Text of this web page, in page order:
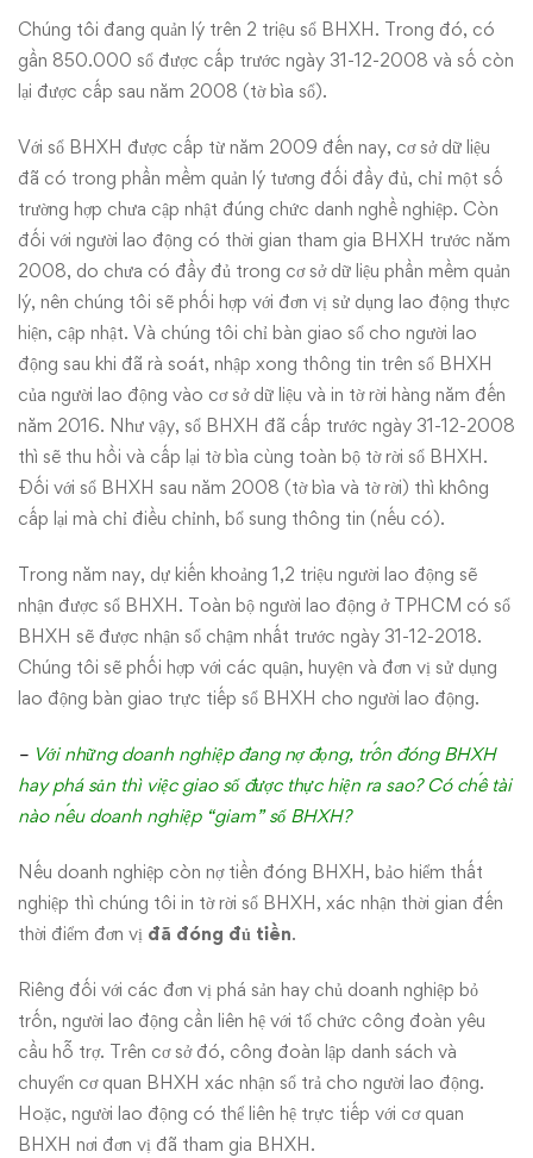
Chúng tôi đang quản lý trên 2 triệu sổ BHXH. Trong đó, có
gần 850.000 sổ được cấp trước ngày 31-12-2008 và số còn
lại được cấp sau năm 2008 (tờ bìa sổ).
Với sổ BHXH được cấp từ năm 2009 đến nay, cơ sở dữ liệu
đã có trong phần mềm quản lý tương đối đầy đủ, chỉ một số
trường hợp chưa cập nhật đúng chức danh nghề nghiệp. Còn
đối với người lao động có thời gian tham gia BHXH trước năm
2008, do chưa có đầy đủ trong cơ sở dữ liệu phần mềm quản
lý, nên chúng tôi sẽ phối hợp với đơn vị sử dụng lao động thực
hiện, cập nhật. Và chúng tôi chỉ bàn giao sổ cho người lao
động sau khi đã rà soát, nhập xong thông tin trên sổ BHXH
của người lao động vào cơ sở dữ liệu và in tờ rời hàng năm đến
năm 2016. Như vậy, sổ BHXH đã cấp trước ngày 31-12-2008
thì sẽ thu hồi và cấp lại tờ bìa cùng toàn bộ tờ rời sổ BHXH.
Đối với sổ BHXH sau năm 2008 (tờ bìa và tờ rời) thì không
cấp lại mà chỉ điều chỉnh, bổ sung thông tin (nếu có).
Trong năm nay, dự kiến khoảng 1,2 triệu người lao động sẽ
nhận được sổ BHXH. Toàn bộ người lao động ở TPHCM có sổ
BHXH sẽ được nhận sổ chậm nhất trước ngày 31-12-2018.
Chúng tôi sẽ phối hợp với các quận, huyện và đơn vị sử dụng
lao động bàn giao trực tiếp sổ BHXH cho người lao động.
– Với những doanh nghiệp đang nợ đọng, trốn đóng BHXH
hay phá sản thì việc giao sổ được thực hiện ra sao? Có chế tài
nào nếu doanh nghiệp “giam” sổ BHXH?
Nếu doanh nghiệp còn nợ tiền đóng BHXH, bảo hiểm thất
nghiệp thì chúng tôi in tờ rời sổ BHXH, xác nhận thời gian đến
thời điểm đơn vị đã đóng đủ tiền.
Riêng đối với các đơn vị phá sản hay chủ doanh nghiệp bỏ
trốn, người lao động cần liên hệ với tổ chức công đoàn yêu
cầu hỗ trợ. Trên cơ sở đó, công đoàn lập danh sách và
chuyển cơ quan BHXH xác nhận sổ trả cho người lao động.
Hoặc, người lao động có thể liên hệ trực tiếp với cơ quan
BHXH nơi đơn vị đã tham gia BHXH.